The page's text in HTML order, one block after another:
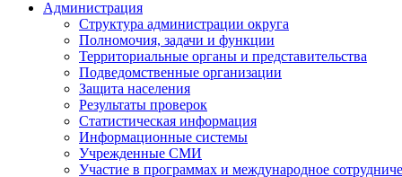
Администрация
Структура администрации округа
Полномочия, задачи и функции
Территориальные органы и представительства
Подведомственные организации
Защита населения
Результаты проверок
Статистическая информация
Информационные системы
Учрежденные СМИ
Участие в программах и международное